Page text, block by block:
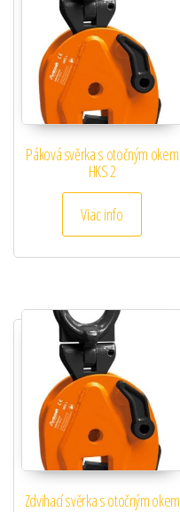
Páková svěrka s otočným okem
HKS 2
Viac info
Zdvihací svěrka s otočným okem